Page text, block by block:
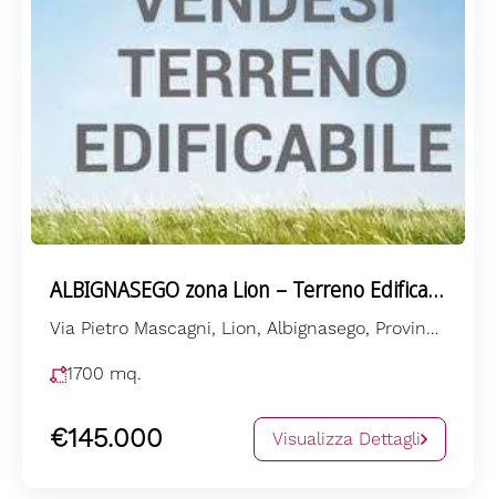
ALBIGNASEGO zona Lion – Terreno Edificabile –
Via Pietro Mascagni, Lion, Albignasego, Province of Padua, Veneto, 35020, Italia
1700 mq.
€145.000 Visualizza Dettagli